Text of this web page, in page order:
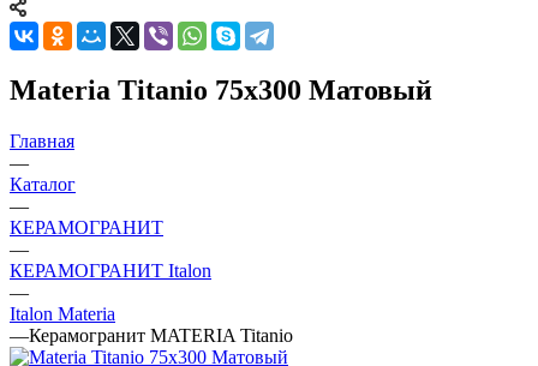
Materia Titanio 75x300 Матовый
Главная
—
Каталог
—
КЕРАМОГРАНИТ
—
КЕРАМОГРАНИТ Italon
—
Italon Materia
—Керамогранит MATERIA Titanio